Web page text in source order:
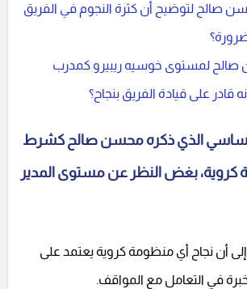
صالح لتوضيح أن كثرة النجوم في الفريق
صالح لمستوى خوسيه ريبيرو كمدرب
قادر على قيادة الفريق بنجاح؟
الذي ذكره محسن صالح كشرط
كروية، بغض النظر عن مستوى المدير
أن نجاح أي منظومة كروية يعتمد على
في التعامل مع المواقف.